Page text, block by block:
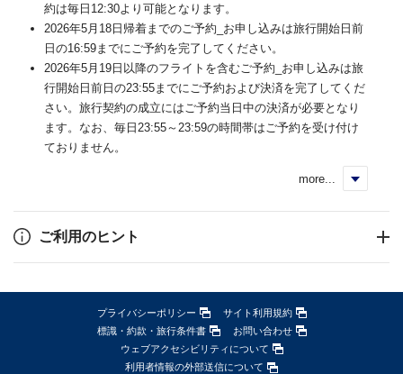
約は毎日12:30より可能となります。
2026年5月18日帰着までのご予約_お申し込みは旅行開始日前
日の16:59までにご予約を完了してください。
2026年5月19日以降のフライトを含むご予約_お申し込みは旅
行開始日前日の23:55までにご予約および決済を完了してくだ
さい。旅行契約の成立にはご予約当日中の決済が必要となり
ます。なお、毎日23:55～23:59の時間帯はご予約を受け付け
ておりません。
more...
ご利用のヒント
プライバシーポリシー
サイト利用規約
標識・約款・旅行条件書
お問い合わせ
ウェブアクセシビリティについて
利用者情報の外部送信について